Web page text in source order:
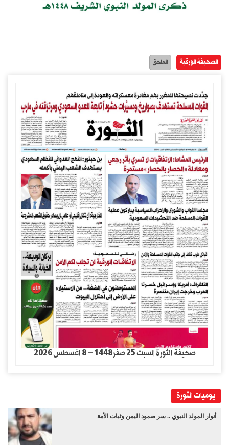
الصحيفة الورقية الملحق
صحيفة الثورة السبت 25 صفر1448 – 8 اغسطس 2026
يوميات الثورة
أنوار المولد النبوي .. سر صمود اليمن وثبات الأمة